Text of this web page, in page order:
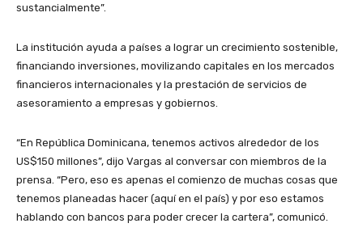
sustancialmente”.
La institución ayuda a países a lograr un crecimiento sostenible,
financiando inversiones, movilizando capitales en los mercados
financieros internacionales y la prestación de servicios de
asesoramiento a empresas y gobiernos.
“En República Dominicana, tenemos activos alrededor de los
US$150 millones”, dijo Vargas al conversar con miembros de la
prensa. “Pero, eso es apenas el comienzo de muchas cosas que
tenemos planeadas hacer (aquí en el país) y por eso estamos
hablando con bancos para poder crecer la cartera”, comunicó.